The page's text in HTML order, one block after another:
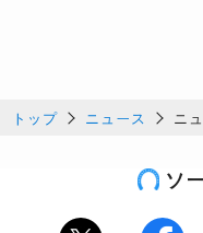
トップ ニュース ニ
ソ